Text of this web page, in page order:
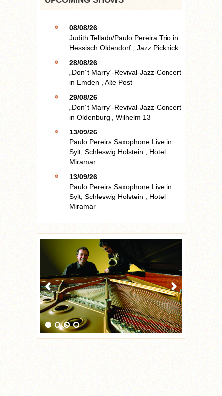
08/08/26
Judith Tellado/Paulo Pereira Trio in
Hessisch Oldendorf
Jazz Picknick
28/08/26
„Don´t Marry“-Revival-Jazz-Concert
in Emden
Alte Post
29/08/26
„Don´t Marry“-Revival-Jazz-Concert
in Oldenburg
Wilhelm 13
13/09/26
Paulo Pereira Saxophone Live in
Sylt, Schleswig Holstein
Hotel
Miramar
13/09/26
Paulo Pereira Saxophone Live in
Sylt, Schleswig Holstein
Hotel
Miramar